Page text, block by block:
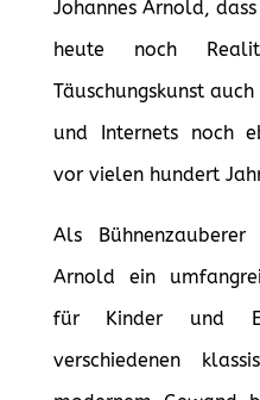
Johannes Arnold,
heute noch
Täuschungskunst
und Internets noch
vor vielen hundert
Als
Arnold ein
für Kinder und
verschiedenen